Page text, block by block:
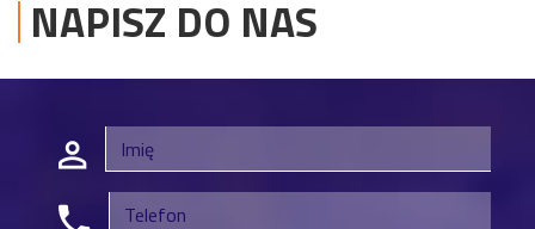
NAPISZ DO NAS